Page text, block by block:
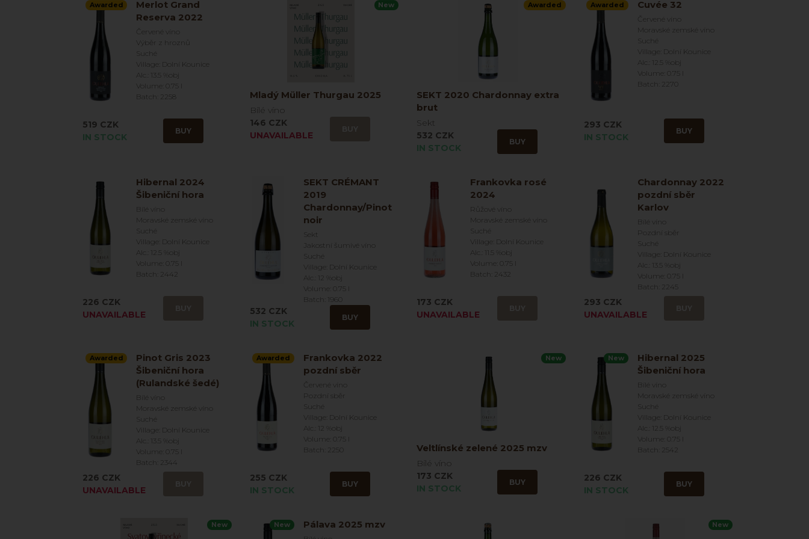
Awarded
Merlot Grand
Reserva 2022
Červené víno
Výběr z hroznů
Suché
Village: Dolní Kounice
Alc.: 13.5 %obj
Volume: 0.75 l
Batch: 2258
519 CZK
IN STOCK
BUY
New
Mladý Müller Thurgau 2025
Bílé víno
146 CZK
UNAVAILABLE
Awarded
SEKT 2020 Chardonnay extra
brut
Sekt
532 CZK
IN STOCK
BUY
Awarded Cuvée 32
Červené víno
Moravské zemské víno
Suché
Village: Dolní Kounice
Alc.: 12.5 %obj
Volume: 0.75 l
Batch: 2270
293 CZK
IN STOCK
BUY
Hibernal 2024
Šibeniční hora
Bílé víno
Moravské zemské víno
Suché
Village: Dolní Kounice
Alc.: 12.5 %obj
Volume: 0.75 l
Batch: 2442
226 CZK
UNAVAILABLE
SEKT CRÉMANT
2019
Chardonnay/Pinot
noir
Sekt
Jakostní šumivé víno
Suché
Village: Dolní Kounice
Alc.: 12 %obj
Volume: 0.75 l
Batch: 1960
532 CZK
IN STOCK
BUY
Frankovka rosé
2024
Růžové víno
Moravské zemské víno
Suché
Village: Dolní Kounice
Alc.: 11.5 %obj
Volume: 0.75 l
Batch: 2432
173 CZK
UNAVAILABLE
Chardonnay 2022
pozdní sběr
Karlov
Bílé víno
Pozdní sběr
Suché
Village: Dolní Kounice
Alc.: 13.5 %obj
Volume: 0.75 l
Batch: 2245
293 CZK
UNAVAILABLE
Awarded
Pinot Gris 2023
Šibeniční hora
(Rulandské šedé)
Bílé víno
Moravské zemské víno
Suché
Village: Dolní Kounice
Alc.: 13.5 %obj
Volume: 0.75 l
Batch: 2344
226 CZK
UNAVAILABLE
Awarded
Frankovka 2022
pozdní sběr
Červené víno
Pozdní sběr
Suché
Village: Dolní Kounice
Alc.: 12 %obj
Volume: 0.75 l
Batch: 2250
255 CZK
IN STOCK
BUY
New
Veltlínské zelené 2025 mzv
Bílé víno
173 CZK
IN STOCK
BUY
New
Hibernal 2025
Šibeniční hora
Bílé víno
Moravské zemské víno
Suché
Village: Dolní Kounice
Alc.: 12.5 %obj
Volume: 0.75 l
Batch: 2542
226 CZK
IN STOCK
BUY
New New Pálava 2025 mzv New